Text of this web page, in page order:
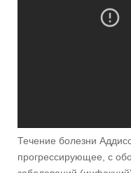
Течение болезни
прогрессирующее, с